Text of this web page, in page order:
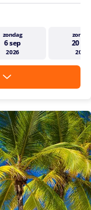
zondag
6 sep
2026
20
2026